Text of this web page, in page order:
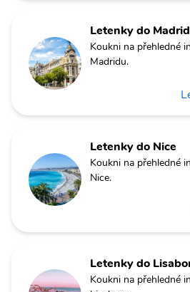
Letenky do
Koukni na přehledné
Madridu.
Letenky do Nice
Koukni na přehledné
Nice.
Letenky do
Koukni na přehledné